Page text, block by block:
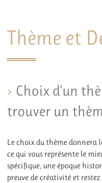
Thème et
Choix d’un
trouver un
Le choix du thème donnera
ce qui vous représente le
spécifique, une époque
preuve de créativité et